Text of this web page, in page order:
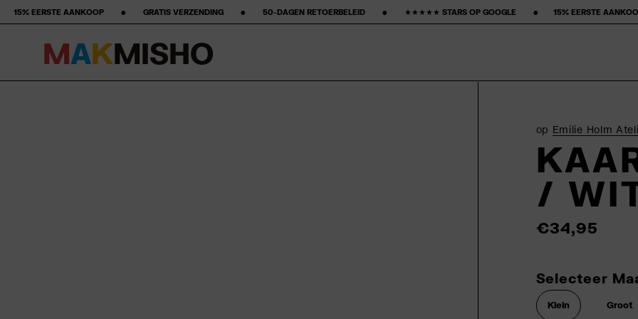
•‎ ‎ ‎ ‎ ‎ ‎ ‎ ‎ GRATIS VERZENDING ‎ ‎ ‎ ‎ ‎ ‎ ‎ •‎ ‎ ‎ ‎ ‎ ‎ ‎ ‎ 50-DAGEN RETOERBELEID ‎ ‎ ‎ ‎ ‎ ‎ ‎ •‎ ‎ ‎ ‎ ‎ ‎ ‎ ‎ ★★★★★ STARS OP GOOGLE ‎ ‎ ‎ ‎ ‎ ‎ ‎ •‎ ‎ ‎ ‎ ‎ ‎ ‎ ‎15% EERSTE AANKOOP‎ ‎ ‎ ‎ ‎ ‎ ‎ ‎ •‎ ‎ ‎ ‎ ‎ ‎ ‎ ‎ GRATIS
MAKMISHO
op Emilie Holm
/
€34,95
Selecteer
Klein Groot